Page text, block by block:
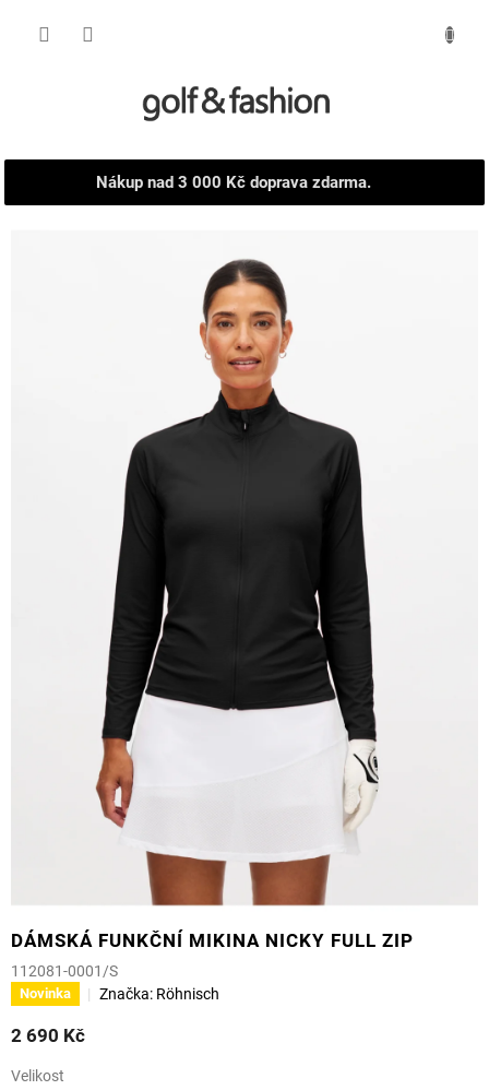
NÁKUPNÍ
Nákup nad 3 000 Kč doprava zdarma.
DÁMSKÁ FUNKČNÍ MIKINA NICKY FULL ZIP
112081-0001/S
Novinka Značka: Röhnisch
2 690 Kč
Velikost